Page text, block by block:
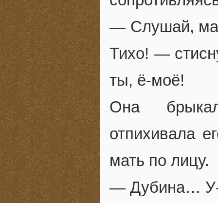
— Слушай,
Тихо! —
ты, ё-моё!
Она
отпихивала
мать по лицу.
— Дубина… У-